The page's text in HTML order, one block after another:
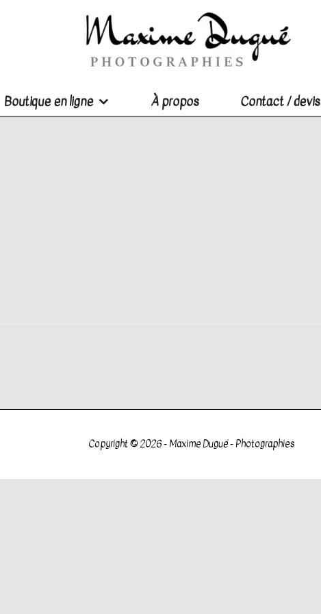
Boutique en ligne À propos Contact / devis
Copyright © 2026 -Maxime Dugué - Photographies